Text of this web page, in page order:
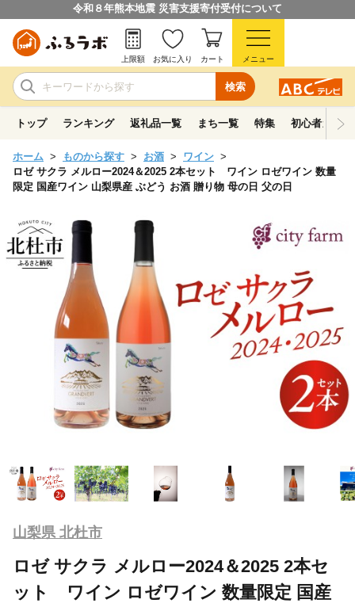
令和８年熊本地震 災害支援寄付受付について
検索
上限額 お気に入り カート メニュー
トップ ランキング 返礼品一覧 まち一覧 特集 初心者ガイド
ホーム ものから探す お酒
ワイン
ロゼ サクラ メルロー2024＆2025 2本セット ワイン ロゼワイン 数量
限定 国産ワイン 山梨県産 ぶどう お酒 贈り物 母の日 父の日
山梨県 北杜市
ロゼ サクラ メルロー2024＆2025 2本セ
ット ワイン ロゼワイン 数量限定 国産